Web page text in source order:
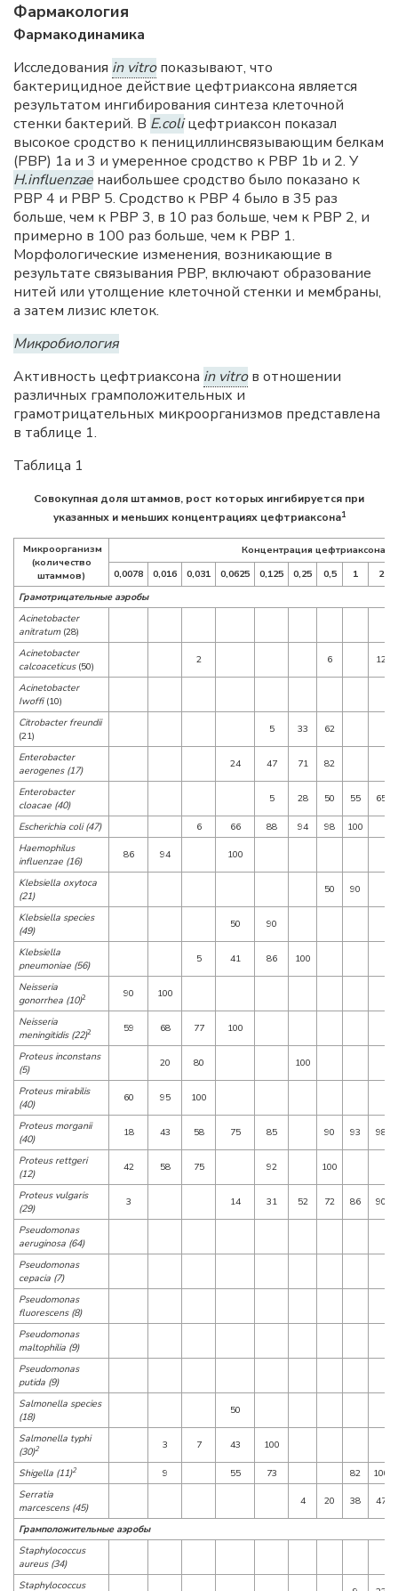
Фармакология
Фармакодинамика
Исследования in vitroпоказывают, что
бактерицидное действие цефтриаксона является
результатом ингибирования синтеза клеточной
стенки бактерий. В E.coliцефтриаксон показал
высокое сродство к пенициллинсвязывающим белкам
(PBP) 1a и 3 и умеренное сродство к PBP 1b и 2. У
H.influenzae наибольшее сродство было показано к
PBP 4 и PBP 5. Сродство к PBP 4 было в 35 раз
больше, чем к PBP 3, в 10 раз больше, чем к PBP 2, и
примерно в 100 раз больше, чем к PBP 1.
Морфологические изменения, возникающие в
результате связывания PBP, включают образование
нитей или утолщение клеточной стенки и мембраны,
а затем лизис клеток.
Микробиология
Активность цефтриаксона in vitroв отношении
различных грамположительных и
грамотрицательных микроорганизмов представлена
в таблице 1.
Таблица 1
Совокупная доля штаммов, рост которых ингибируется при
указанных и меньших концентрациях цефтриаксона1
Микроорганизм
(количество
штаммов)
Концентрация цефтриаксона,
0,0078
0,016 0,031 0,0625 0,125 0,25 0,5 1
2
Грамотрицательные аэробы
Acinetobacter
anitratum(28)
Acinetobacter
calcoaceticus(50)
2 6 12
Acinetobacter
Iwoffi(10)
Citrobacter freundii
(21)
5 33 62
Enterobacter
aerogenes (17)
24 47 71 82
Enterobacter
cloacae (40)
5 28 50 55 65
Escherichia coli (47) 6 66 88 94 98
100
Haemophilus
influenzae (16)
86 94 100
Klebsiella oxytoca
(21)
50 90
Klebsiella species
(49)
50 90
Klebsiella
pneumoniae (56)
5 41 86 100
Neisseria
gonorrhea (10)2 90 100
Neisseria
meningitidis (22)2 59 68 77 100
Proteus inconstans
(5)
20 80 100
Proteus mirabilis
(40)
60 95 100
Proteus morganii
(40)
18 43 58 75 85 90 93 98
Proteus rettgeri
(12)
42 58 75 92 100
Proteus vulgaris
(29)
3 14 31 52 72 86 90
Pseudomonas
aeruginosa (64)
Pseudomonas
cepacia (7)
Pseudomonas
fluorescens (8)
Pseudomonas
maltophilia (9)
Pseudomonas
putida (9)
Salmonella species
(18)
50
Salmonella typhi
(30)2 3 7 43 100
Shigella (11)2 9 55 73 82
100
Serratia
marcescens (45)
4 20 38 47
Грамположительные аэробы
Staphylococcus
aureus (34)
Staphylococcus